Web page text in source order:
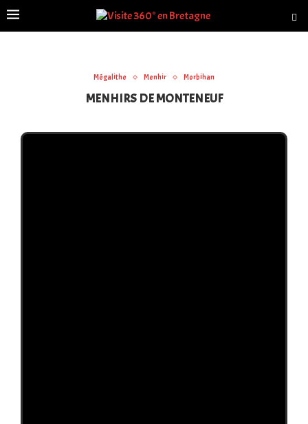
Mégalithe Menhir Morbihan
MENHIRS DE MONTENEUF